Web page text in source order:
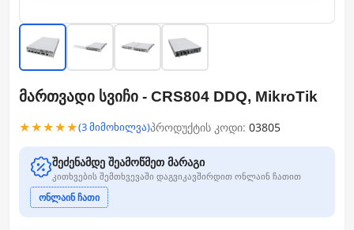
მართვადი სვიჩი - CRS804 DDQ, MikroTik
★★★★★(3 მიმოხილვა)პროდუქტის კოდი: 03805
შეძენამდე შეამოწმეთ მარაგი
კითხვების შემთხვევაში დაგვიკავშირდით ონლაინ ჩათით
ონლაინ ჩათი